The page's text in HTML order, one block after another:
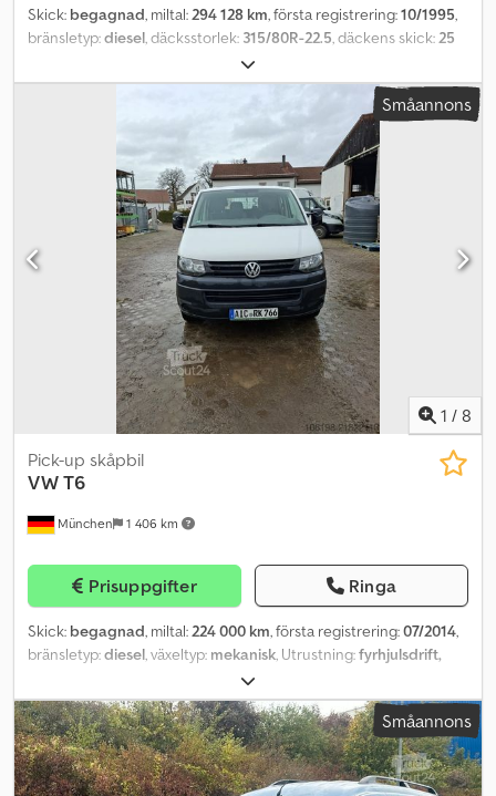
Skick: begagnad, miltal:294 128 km, första registrering:10/1995,
bränsletyp:diesel, däcksstorlek: 315/80R-22.5, däckens skick:25
, hjulbas:
växeltyp:mekanisk, antal växlar:8, fjädring:stål, Tillverkningsår:
, = Fler alternativ och tillbehör = - Mekanisk
färdskrivare Dwjdoyz Eu Aepfx Acgja = Ytterligare information =
Däckdimension: 315/80R-22.5 Däckmönster: 25% Fjädring:
Bladfjädring Framaxel: Styrd Tjänstevikt: 11.200 kg Lastkapacitet:
6.800 kg Totalvikt: 18.000 kg Kran: Palfinger = Företagsinformation
= Vid förfrågan var vänlig och uppge alltid lagernummer (8 siffror)
Hos SMZ Smeets & Zonen: - verksam sedan 1976, över 65.000
sålda/1.700 per år/1.000 i lager - Komplett service från A till Ö,
inklusive transport / vi organiserar tullregistreringar (extra!) -
Lastningstjänst till de lägsta kostnaderna för global transport
Stort lager med alla nya och begagnade delar: Vi annonserar alltid
till våra bästa priser Besök vår webbplats för komplett lager och
information Vi tar emot dig på 130.000m2 mark med 20.000m2
fullutrustat lager och verkstad. Se vår video
Småannons
1 / 8
München 1 406 km
Pick-up skåpbil
VWT6
Prisuppgifter Ringa
Skick: begagnad, miltal:224 000 km, första registrering:07/2014,
bränsletyp:diesel, växeltyp: mekanisk, Utrustning:fyrhjulsdrift,
Småannons